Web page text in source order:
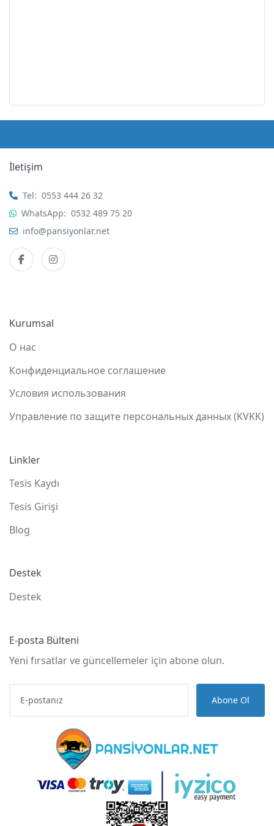
İletişim
Tel: 0553 444 26 32
WhatsApp: 0532 489 75 20
info@pansiyonlar.net
Kurumsal
О нас
Конфиденциальное соглашение
Условия использования
Управление по защите персональных данных (KVKK)
Linkler
Tesis Kaydı
Tesis Girişi
Blog
Destek
Destek
E-posta Bülteni
Yeni fırsatlar ve güncellemeler için abone olun.
Abone Ol